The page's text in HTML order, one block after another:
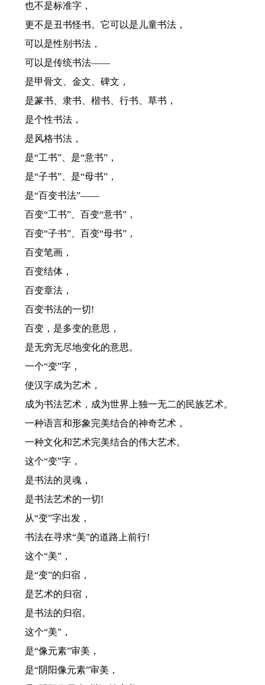
也不是标准字，
更不是丑书怪书。它可以是儿童书法，
可以是性别书法，
可以是传统书法——
是甲骨文、金文、碑文，
是篆书、隶书、楷书、行书、草书，
是个性书法，
是风格书法，
是“工书”、是“意书”，
是“子书”、是“母书”，
是“百变书法”——
百变“工书”、百变“意书”，
百变“子书”、百变“母书”，
百变笔画，
百变结体，
百变章法，
百变书法的一切!
百变，是多变的意思，
是无穷无尽地变化的意思。
一个“变”字，
使汉字成为艺术，
成为书法艺术，成为世界上独一无二的民族艺术。
一种语言和形象完美结合的神奇艺术，
一种文化和艺术完美结合的伟大艺术。
这个“变”字，
是书法的灵魂，
是书法艺术的一切!
从“变”字出发，
书法在寻求“美”的道路上前行!
这个“美”，
是“变”的归宿，
是艺术的归宿，
是书法的归宿。
这个“美”，
是“像元素”审美，
是“阴阳像元素”审美，